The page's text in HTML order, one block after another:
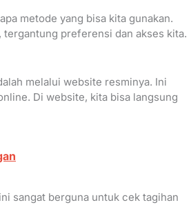
metode yang bisa kita gunakan.
preferensi dan akses kita.
melalui website resminya. Ini
Di website, kita bisa langsung
sangat berguna untuk cek tagihan